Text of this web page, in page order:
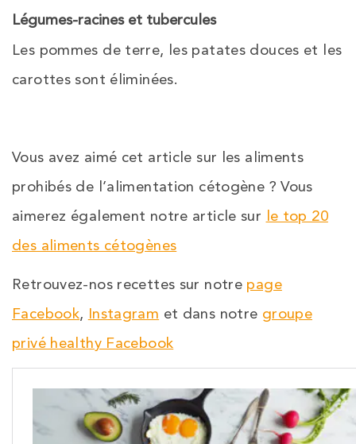
Légumes-racines et tubercules
Les pommes de terre, les patates douces et les
carottes sont éliminées.
Vous avez aimé cet article sur les aliments
prohibés de l’alimentation cétogène ? Vous
aimerez également notre article sur le top 20
des aliments cétogènes
Retrouvez-nos recettes sur notre page
Facebook, Instagram et dans notre groupe
privé healthy Facebook